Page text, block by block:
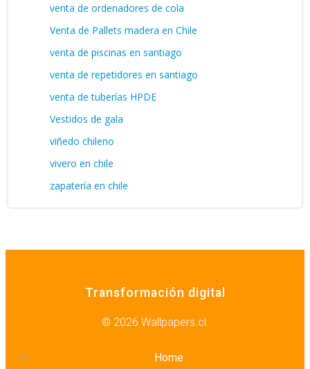
venta de ordenadores de cola
Venta de Pallets madera en Chile
venta de piscinas en santiago
venta de repetidores en santiago
venta de tuberías HPDE
Vestidos de gala
viñedo chileno
vivero en chile
zapatería en chile
Transformación digital
© 2026 Wallpapers.cl.
Home